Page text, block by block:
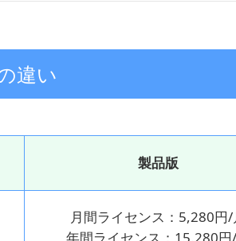
違い
製品版
月間ライセンス：5,280円/
年間ライセンス：15,280